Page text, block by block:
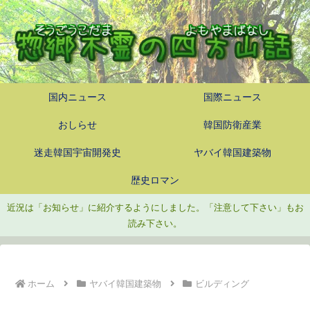
国内ニュース 国際ニュース
おしらせ 韓国防衛産業
迷走韓国宇宙開発史 ヤバイ韓国建築物
歴史ロマン
近況は「お知らせ」に紹介するようにしました。「注意して下さい」もお
読み下さい。
ホーム ヤバイ韓国建築物 ビルディング